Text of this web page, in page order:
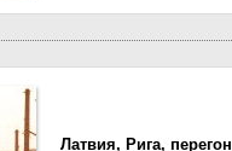
Латвия, Рига,